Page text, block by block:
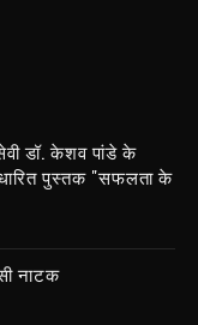
डॉ. केशव पांडे के
पुस्तक "सफलता के
नाटक